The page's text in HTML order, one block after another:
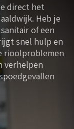
direct het
Heb je
of een
snel hulp en
rioolproblemen
verhelpen